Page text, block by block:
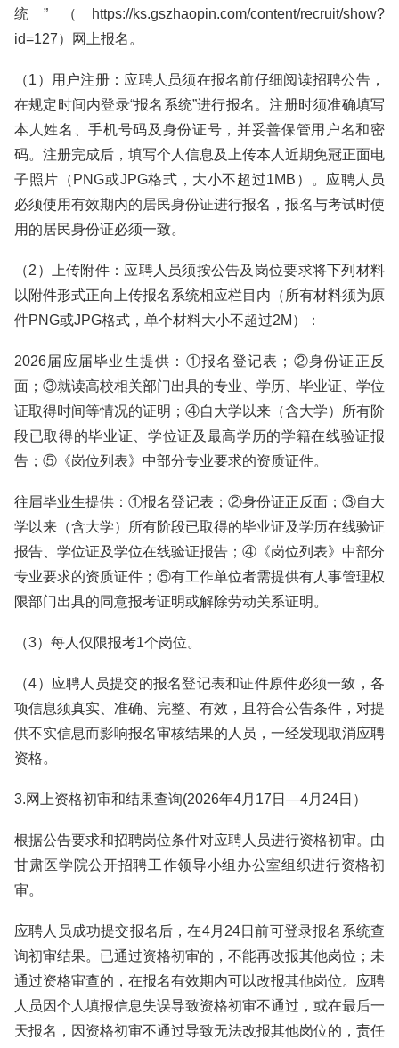
统”（https://ks.gszhaopin.com/content/recruit/show?
id=127）网上报名。
（1）用户注册：应聘人员须在报名前仔细阅读招聘公告，
在规定时间内登录“报名系统”进行报名。注册时须准确填写
本人姓名、手机号码及身份证号，并妥善保管用户名和密
码。注册完成后，填写个人信息及上传本人近期免冠正面电
子照片（PNG或JPG格式，大小不超过1MB）。应聘人员
必须使用有效期内的居民身份证进行报名，报名与考试时使
用的居民身份证必须一致。
（2）上传附件：应聘人员须按公告及岗位要求将下列材料
以附件形式正向上传报名系统相应栏目内（所有材料须为原
件PNG或JPG格式，单个材料大小不超过2M）：
2026届应届毕业生提供：①报名登记表；②身份证正反
面；③就读高校相关部门出具的专业、学历、毕业证、学位
证取得时间等情况的证明；④自大学以来（含大学）所有阶
段已取得的毕业证、学位证及最高学历的学籍在线验证报
告；⑤《岗位列表》中部分专业要求的资质证件。
往届毕业生提供：①报名登记表；②身份证正反面；③自大
学以来（含大学）所有阶段已取得的毕业证及学历在线验证
报告、学位证及学位在线验证报告；④《岗位列表》中部分
专业要求的资质证件；⑤有工作单位者需提供有人事管理权
限部门出具的同意报考证明或解除劳动关系证明。
（3）每人仅限报考1个岗位。
（4）应聘人员提交的报名登记表和证件原件必须一致，各
项信息须真实、准确、完整、有效，且符合公告条件，对提
供不实信息而影响报名审核结果的人员，一经发现取消应聘
资格。
3.网上资格初审和结果查询(2026年4月17日—4月24日）
根据公告要求和招聘岗位条件对应聘人员进行资格初审。由
甘肃医学院公开招聘工作领导小组办公室组织进行资格初
审。
应聘人员成功提交报名后，在4月24日前可登录报名系统查
询初审结果。已通过资格初审的，不能再改报其他岗位；未
通过资格审查的，在报名有效期内可以改报其他岗位。应聘
人员因个人填报信息失误导致资格初审不通过，或在最后一
天报名，因资格初审不通过导致无法改报其他岗位的，责任